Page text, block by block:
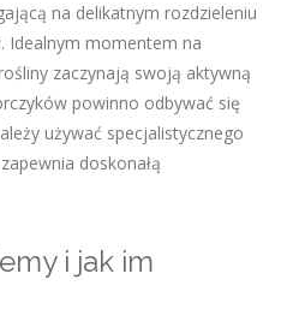
na delikatnym rozdzieleniu
Idealnym momentem na
zaczynają swoją aktywną
powinno odbywać się
używać specjalistycznego
doskonałą
i jak im